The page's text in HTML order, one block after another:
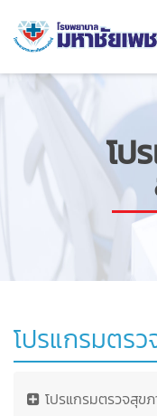
โป
โปรแกรมตร
โปรแกรมตรวจสุข